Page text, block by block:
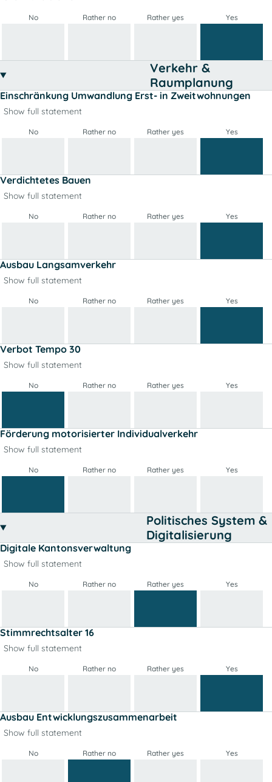
No Rather no Rather yes Yes
Verkehr &
Raumplanung
Einschränkung Umwandlung Erst- in Zweitwohnungen
Show full statement
No Rather no Rather yes Yes
Verdichtetes Bauen
Show full statement
No Rather no Rather yes Yes
Ausbau Langsamverkehr
Show full statement
No Rather no Rather yes Yes
Verbot Tempo 30
Show full statement
No Rather no Rather yes Yes
Förderung motorisierter Individualverkehr
Show full statement
No Rather no Rather yes Yes
Politisches System &
Digitalisierung
Digitale Kantonsverwaltung
Show full statement
No Rather no Rather yes Yes
Stimmrechtsalter 16
Show full statement
No Rather no Rather yes Yes
Ausbau Entwicklungszusammenarbeit
Show full statement
No Rather no Rather yes Yes